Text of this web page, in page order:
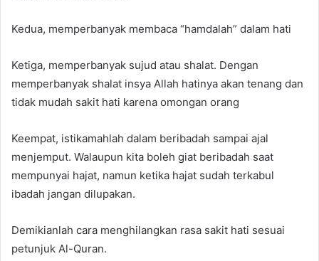
Kedua, memperbanyak membaca “hamdalah” dalam hati
Ketiga, memperbanyak sujud atau shalat. Dengan
memperbanyak shalat insya Allah hatinya akan tenang dan
tidak mudah sakit hati karena omongan orang
Keempat, istikamahlah dalam beribadah sampai ajal
menjemput. Walaupun kita boleh giat beribadah saat
mempunyai hajat, namun ketika hajat sudah terkabul
ibadah jangan dilupakan.
Demikianlah cara menghilangkan rasa sakit hati sesuai
petunjuk Al-Quran.